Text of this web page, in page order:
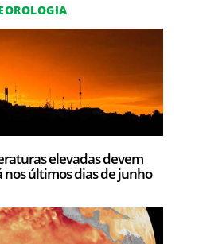
elevadas devem
últimos dias de junho